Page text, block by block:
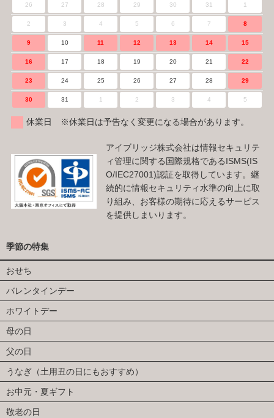
26 27 28 29 30 31 1
2 3 4 5 6 7 8
9 10 11 12 13 14 15
16 17 18 19 20 21 22
23 24 25 26 27 28 29
30 31 1 2 3 4 5
休業日 ※休業日は予告なく変更になる場合があります。
アイブリッジ株式会社は情報セキュリテ
ィ管理に関する国際規格であるISMS(IS
O/IEC27001)認証を取得しています。継
続的に情報セキュリティ水準の向上に取
り組み、お客様の期待に応えるサービス
を提供しまいります。
季節の特集
おせち
バレンタインデー
ホワイトデー
母の日
父の日
うなぎ（土用丑の日にもおすすめ）
お中元・夏ギフト
敬老の日